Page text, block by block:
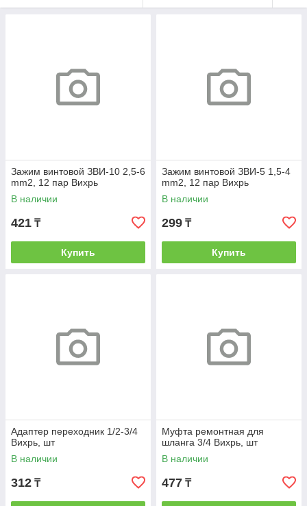
Зажим винтовой ЗВИ-10 2,5-6
mm2, 12 пар Вихрь
В наличии
421 ₸
Купить
Зажим винтовой ЗВИ-5 1,5-4
mm2, 12 пар Вихрь
В наличии
299 ₸
Купить
Адаптер переходник 1/2-3/4
Вихрь, шт
В наличии
312 ₸
Муфта ремонтная для
шланга 3/4 Вихрь, шт
В наличии
477 ₸